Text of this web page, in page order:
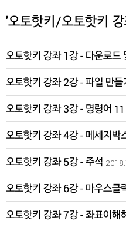
'오토핫키/오토핫키
오토핫키 강좌 1강 - 다운로드
오토핫키 강좌 2강 - 파일 만들
오토핫키 강좌 3강 - 명령어 11
오토핫키 강좌 4강 - 메세지
오토핫키 강좌 5강 - 주석
오토핫키 강좌 6강 - 마우스클
오토핫키 강좌 7강 - 좌표이해